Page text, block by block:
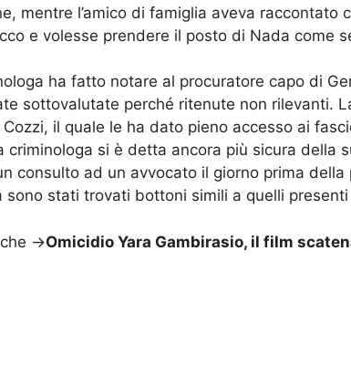
mentre l’amico di famiglia aveva
e volesse prendere il posto di Nada come
ha fatto notare al procuratore capo di
sottovalutate perché ritenute non rilevanti.
il quale le ha dato pieno accesso ai
criminologa si è detta ancora più sicura della
consulto ad un avvocato il giorno prima
sono stati trovati bottoni simili a quelli
->Omicidio Yara Gambirasio, il film